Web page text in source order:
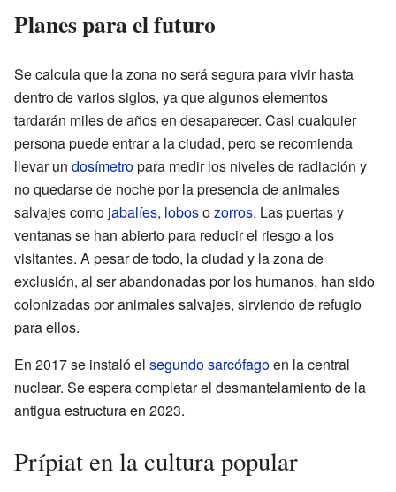
Planes para el futuro
Se calcula que la zona no será segura para vivir hasta
dentro de varios siglos, ya que algunos elementos
tardarán miles de años en desaparecer. Casi cualquier
persona puede entrar a la ciudad, pero se recomienda
llevar un dosímetropara medir los niveles de radiación y
no quedarse de noche por la presencia de animales
salvajes como jabalíes, lobosozorros. Las puertas y
ventanas se han abierto para reducir el riesgo a los
visitantes. A pesar de todo, la ciudad y la zona de
exclusión, al ser abandonadas por los humanos, han sido
colonizadas por animales salvajes, sirviendo de refugio
para ellos.
En 2017 se instaló el segundo sarcófagoen la central
nuclear. Se espera completar el desmantelamiento de la
antigua estructura en 2023.
Prípiat en la cultura popular